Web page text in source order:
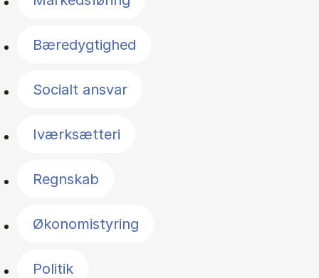
Bæredygtighed
Socialt ansvar
Iværksætteri
Regnskab
Økonomistyring
Politik